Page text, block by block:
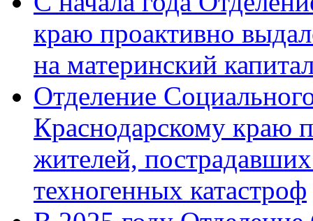
краю проактивно
на материнский
Отделение
Краснодарскому краю
жителей,
техногенных катастроф